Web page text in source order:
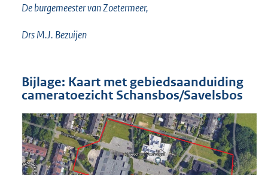
De burgemeester van Zoetermeer,
Drs M.J. Bezuijen
Bijlage: Kaart met gebiedsaanduiding
cameratoezicht Schansbos/Savelsbos